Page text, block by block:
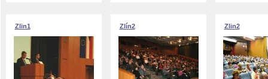
Zlin1 Zlín2 Zlin2